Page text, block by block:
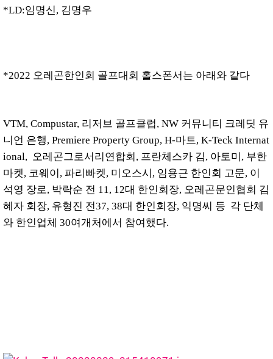
*LD:임명신, 김명우
*2022 오레곤한인회 골프대회 홀스폰서는 아래와 같다
VTM, Compustar, 리저브 골프클럽, NW 커뮤니티 크레딧 유
니언 은행, Premiere Property Group, H-마트, K-Teck Internat
ional, 오레곤그로서리연합회, 프란체스카 김, 아토미, 부한
마켓, 코웨이, 파리빠켓, 미오스시, 임용근 한인회 고문, 이
석영 장로, 박락순 전 11, 12대 한인회장, 오레곤문인협회 김
혜자 회장, 유형진 전37, 38대 한인회장, 익명씨 등 각 단체
와 한인업체 30여개처에서 참여했다.